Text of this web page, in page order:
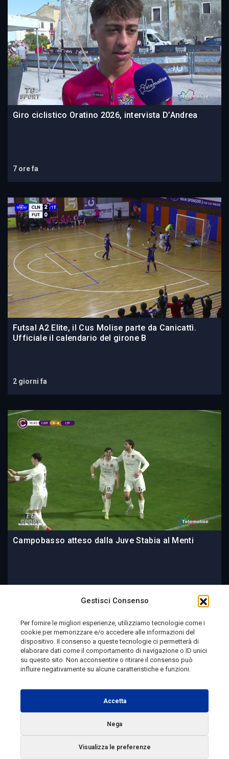
Gestisci Consenso
Per fornire le migliori esperienze, utilizziamo tecnologie come i
cookie per memorizzare e/o accedere alle informazioni del
dispositivo. Il consenso a queste tecnologie ci permetterà di
elaborare dati come il comportamento di navigazione o ID unici
su questo sito. Non acconsentire o ritirare il consenso può
influire negativamente su alcune caratteristiche e funzioni.
Accetta
Nega
Visualizza le preferenze
Giro ciclistico Oratino 2026, intervista D’Andrea
7 ore fa
Futsal A2 Elite, il Cus Molise parte da Canicattì.
Ufficiale il calendario del girone B
2 giorni fa
Campobasso atteso dalla Juve Stabia al Menti
Telemolise - reg. Tribunale di Campobasso n. 133 del
10/08/1982 - Direttore Responsabile:MANUELA
PETESCIA
Campobasso n. 224 del 4/5/1996 - Direttore Responsabile:
Radio Tele Molise s.r.l. - P.IVA 00213640709